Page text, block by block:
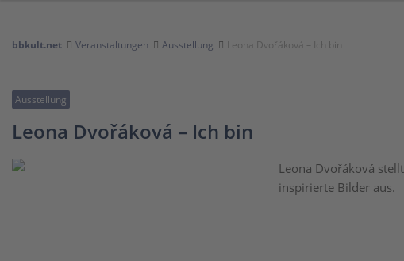
bbkult.net Veranstaltungen Ausstellung Leona Dvořáková – Ich bin
Ausstellung
Leona Dvořáková – Ich bin
Leona Dvořáková
inspirierte Bilder aus.